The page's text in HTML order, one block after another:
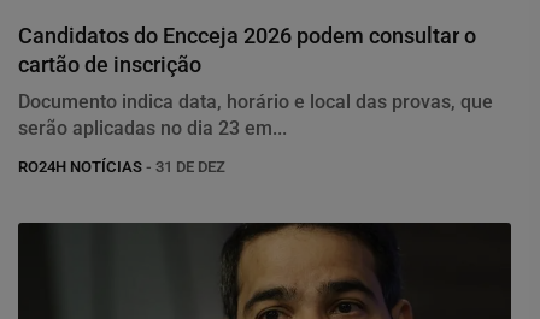
Candidatos do Encceja 2026 podem consultar o
cartão de inscrição
Documento indica data, horário e local das provas, que
serão aplicadas no dia 23 em...
RO24H NOTÍCIAS - 31 DE DEZ